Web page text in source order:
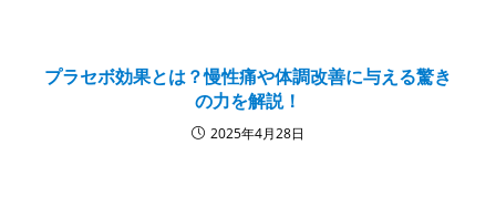
プラセボ効果とは？慢性痛や体調改善に与える驚き
の力を解説！
2025年4月28日